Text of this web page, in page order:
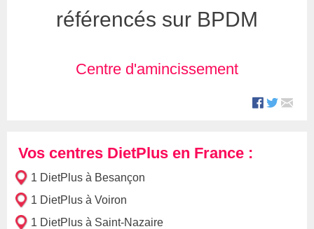
référencés sur BPDM
Centre d'amincissement
Vos centres DietPlus en France :
1 DietPlus à Besançon
1 DietPlus à Voiron
1 DietPlus à Saint-Nazaire